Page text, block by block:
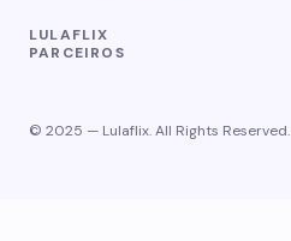
LULAFLIX
PARCEIROS
© 2025 — Lulaflix. All Rights Reserved.